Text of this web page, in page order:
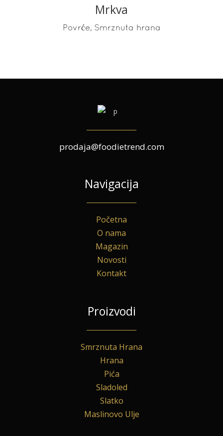
READ MORE
Mrkva
Povrće, Smrznuta hrana
prodaja@foodietrend.com
Navigacija
Početna
O nama
Magazin
Novosti
Kontakt
Proizvodi
Smrznuta Hrana
Hrana
Pića
Sladoled
Slatko
Maslinovo Ulje